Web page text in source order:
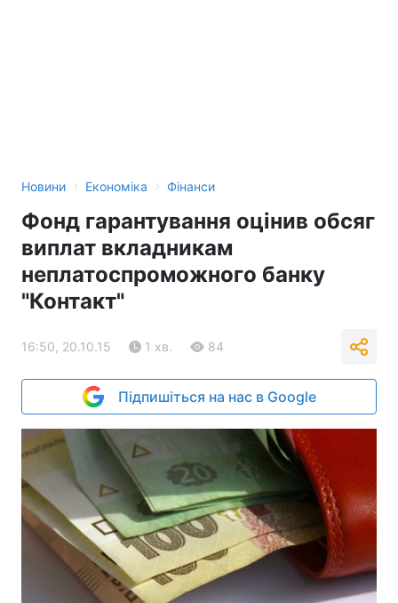
Новини › Економіка › Фінанси
Фонд гарантування оцінив обсяг
виплат вкладникам
неплатоспроможного банку
"Контакт"
16:50, 20.10.15 1 хв. 84
Підпишіться на нас в Google